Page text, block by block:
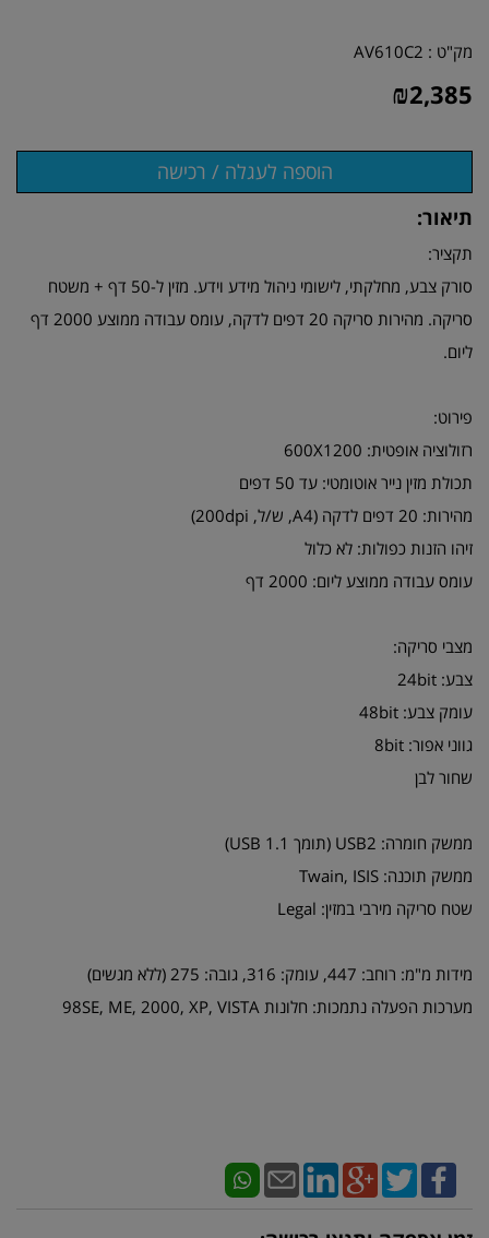
מק"ט : AV610C2
₪2,385
תיאור:
תקציר:
סורק צבע, מחלקתי, לישומי ניהול מידע וידע. מזין ל-50 דף + משטח
סריקה. מהירות סריקה 20 דפים לדקה, עומס עבודה ממוצע 2000 דף
ליום.
פירוט:
רזולוציה אופטית: 600X1200
תכולת מזין נייר אוטומטי: עד 50 דפים
מהירות: 20 דפים לדקה (A4, ש/ל, 200dpi)
זיהו הזנות כפולות: לא כלול
עומס עבודה ממוצע ליום: 2000 דף
מצבי סריקה:
צבע: 24bit
עומק צבע: 48bit
גווני אפור: 8bit
שחור לבן
ממשק חומרה: USB2 (תומך USB 1.1)
ממשק תוכנה: Twain, ISIS
שטח סריקה מירבי במזין: Legal
מידות מ"מ: רוחב: 447, עומק: 316, גובה: 275 (ללא מגשים)
מערכות הפעלה נתמכות: חלונות 98SE, ME, 2000, XP, VISTA